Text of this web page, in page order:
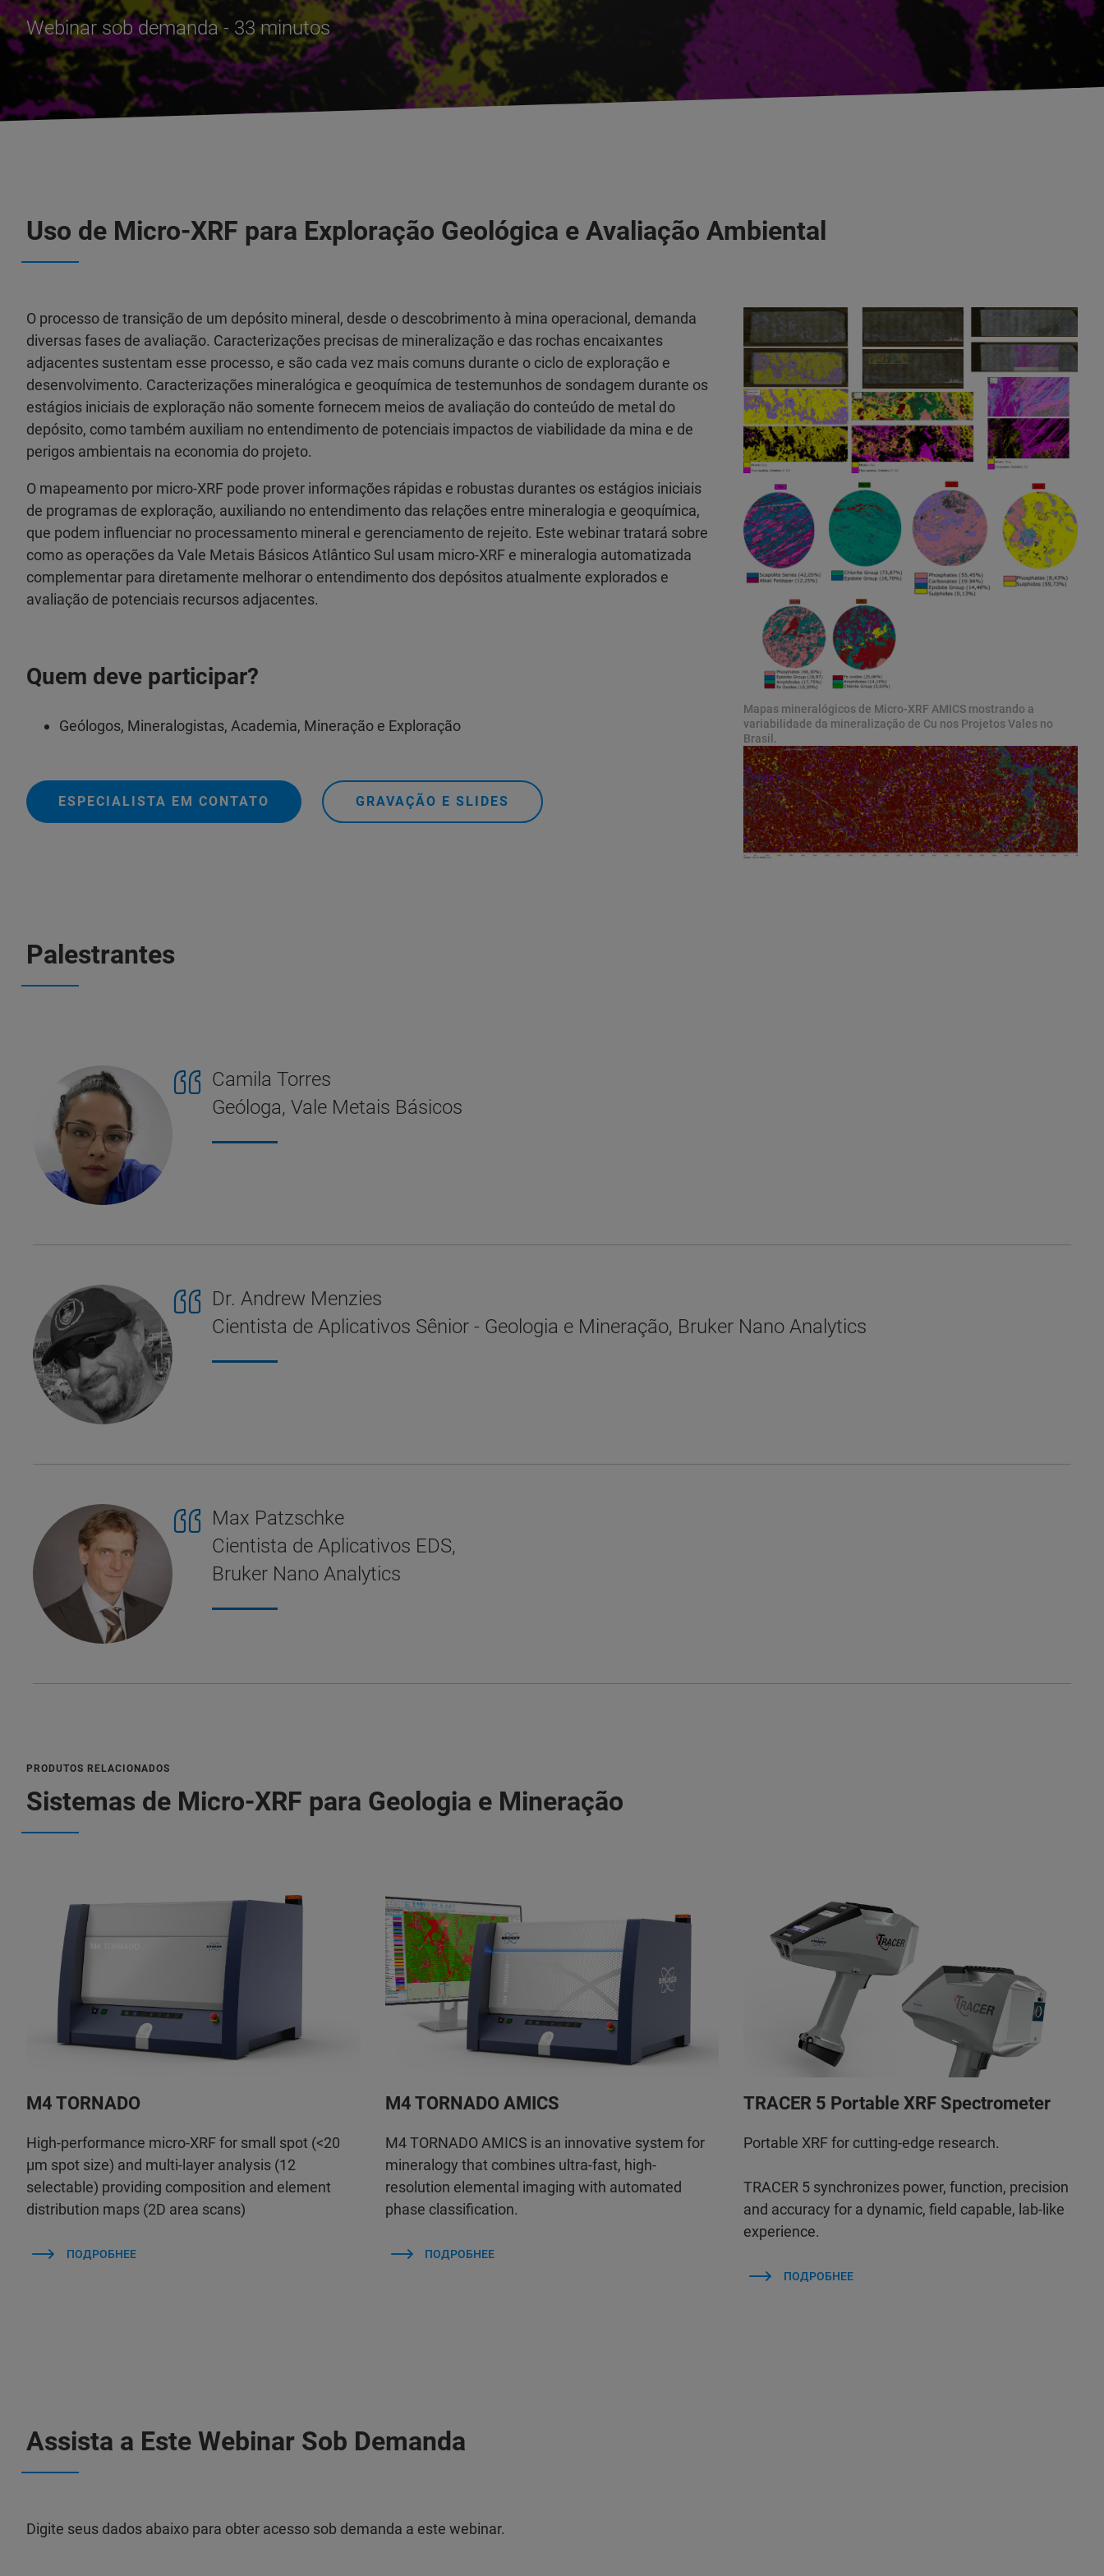
Webinar sob demanda - 33 minutos
Uso de Micro-XRF para Exploração Geológica e Avaliação Ambiental
O processo de transição de um depósito mineral, desde o descobrimento à mina operacional, demanda
diversas fases de avaliação. Caracterizações precisas de mineralização e das rochas encaixantes
adjacentes sustentam esse processo, e são cada vez mais comuns durante o ciclo de exploração e
desenvolvimento. Caracterizações mineralógica e geoquímica de testemunhos de sondagem durante os
estágios iniciais de exploração não somente fornecem meios de avaliação do conteúdo de metal do
depósito, como também auxiliam no entendimento de potenciais impactos de viabilidade da mina e de
perigos ambientais na economia do projeto.
O mapeamento por micro-XRF pode prover informações rápidas e robustas durantes os estágios iniciais
de programas de exploração, auxiliando no entendimento das relações entre mineralogia e geoquímica,
que podem influenciar no processamento mineral e gerenciamento de rejeito. Este webinar tratará sobre
como as operações da Vale Metais Básicos Atlântico Sul usam micro-XRF e mineralogia automatizada
complementar para diretamente melhorar o entendimento dos depósitos atualmente explorados e
avaliação de potenciais recursos adjacentes.
Quem deve participar?
Geólogos, Mineralogistas, Academia, Mineração e Exploração
ESPECIALISTA EM CONTATO GRAVAÇÃO E SLIDES
Mapas mineralógicos de Micro-XRF AMICS mostrando a
variabilidade da mineralização de Cu nos Projetos Vales no
Brasil.
Palestrantes
Camila Torres
Geóloga, Vale Metais Básicos
Dr. Andrew Menzies
Cientista de Aplicativos Sênior - Geologia e Mineração, Bruker Nano Analytics
Max Patzschke
Cientista de Aplicativos EDS,
Bruker Nano Analytics
PRODUTOS RELACIONADOS
Sistemas de Micro-XRF para Geologia e Mineração
M4 TORNADO
High-performance micro-XRF for small spot (<20
µm spot size) and multi-layer analysis (12
selectable) providing composition and element
distribution maps (2D area scans)
ПОДРОБНЕЕ
M4 TORNADO AMICS
M4 TORNADO AMICS is an innovative system for
mineralogy that combines ultra-fast, high-
resolution elemental imaging with automated
phase classification.
ПОДРОБНЕЕ
TRACER 5 Portable XRF Spectrometer
Portable XRF for cutting-edge research.
TRACER 5 synchronizes power, function, precision
and accuracy for a dynamic, field capable, lab-like
experience.
ПОДРОБНЕЕ
Assista a Este Webinar Sob Demanda
Digite seus dados abaixo para obter acesso sob demanda a este webinar.